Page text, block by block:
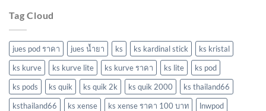
Tag Cloud
jues pod ราคา jues น้ำยา ks ks kardinal stick
ks kristal
ks kurve
ks kurve lite ks kurve ราคา ks lite
ks pod
ks pods
ks quik ks quik 2k ks quik 2000
ks thailand66
ksthailand66
ks xense ks xense ราคา 100 บาท
lnwpod